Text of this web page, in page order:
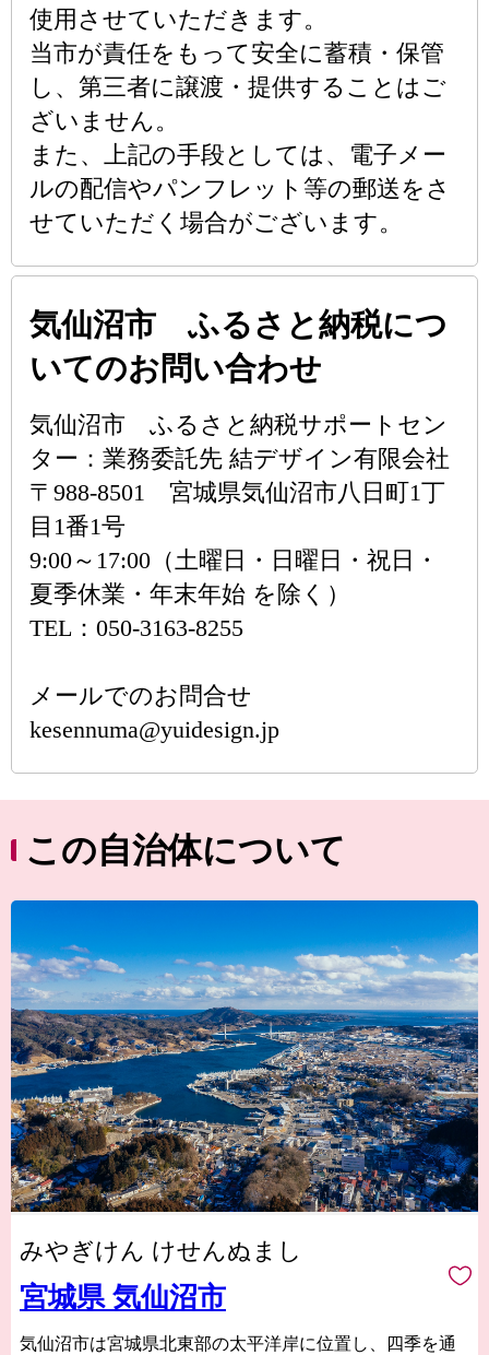
使用させていただきます。
当市が責任をもって安全に蓄積・保管
し、第三者に譲渡・提供することはご
ざいません。
また、上記の手段としては、電子メー
ルの配信やパンフレット等の郵送をさ
せていただく場合がございます。
気仙沼市 ふるさと納税につ
いてのお問い合わせ
気仙沼市 ふるさと納税サポートセン
ター：業務委託先 結デザイン有限会社
〒988-8501 宮城県気仙沼市八日町1丁
目1番1号
9:00～17:00（土曜日・日曜日・祝日・
夏季休業・年末年始 を除く）
TEL：050-3163-8255
メールでのお問合せ
kesennuma@yuidesign.jp
この自治体について
みやぎけん けせんぬまし
宮城県 気仙沼市
気仙沼市は宮城県北東部の太平洋岸に位置し、四季を通